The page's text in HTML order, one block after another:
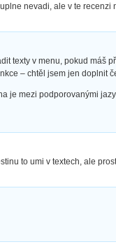
nevadi, ale v te
texty v menu, pokud máš
– chtěl jsem jen doplnit
je mezi podporovanými
to umi v textech, ale